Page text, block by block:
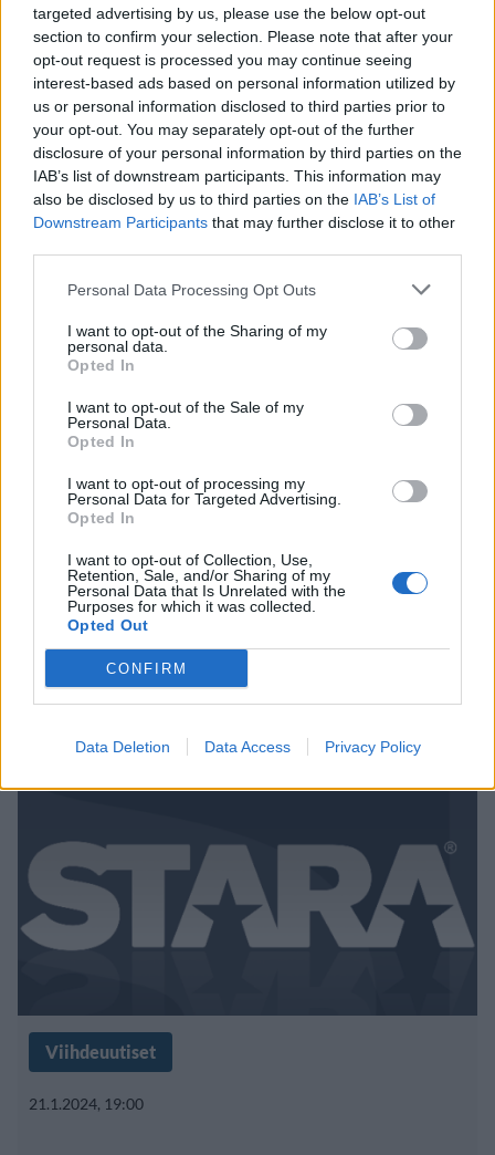
targeted advertising by us, please use the below opt-out
section to confirm your selection. Please note that after your
opt-out request is processed you may continue seeing
interest-based ads based on personal information utilized by
us or personal information disclosed to third parties prior to
your opt-out. You may separately opt-out of the further
disclosure of your personal information by third parties on the
IAB’s list of downstream participants. This information may
also be disclosed by us to third parties on the IAB’s List of
Downstream Participants that may further disclose it to other
Personal Data Processing Opt Outs
I want to opt-out of the Sharing of my
personal data.
Opted In
I want to opt-out of the Sale of my
Personal Data.
Opted In
I want to opt-out of processing my
Personal Data for Targeted Advertising.
Opted In
I want to opt-out of Collection, Use,
Retention, Sale, and/or Sharing of my
Personal Data that Is Unrelated with the
Purposes for which it was collected.
Opted Out
CONFIRM
Data Deletion Data Access Privacy Policy
Finnairin lennoista osan lentää jatkossa
toinen lentoyhtiö – matkustajille tärkeä
rajoitus
Lapin pelastushelikopteri Aslakin toiminta
päättyy – rahat loppuivat
Kela muuttaa terapiakäytäntöä
Viihdeuutiset
25.1.2024, 19:15
Ex-vaimo paljasti Hugh Hefneristä:
”Hän oli huono sängyssä”
Viihdeuutiset
21.1.2024, 19:00